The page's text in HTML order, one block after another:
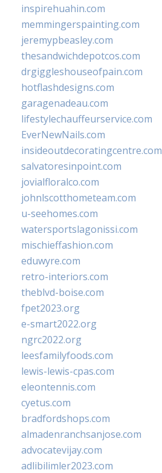
inspirehuahin.com
memmingerspainting.com
jeremypbeasley.com
thesandwichdepotcos.com
drgiggleshouseofpain.com
hotflashdesigns.com
garagenadeau.com
lifestylechauffeurservice.com
EverNewNails.com
insideoutdecoratingcentre.com
salvatoresinpoint.com
jovialfloralco.com
johnlscotthometeam.com
u-seehomes.com
watersportslagonissi.com
mischieffashion.com
eduwyre.com
retro-interiors.com
theblvd-boise.com
fpet2023.org
e-smart2022.org
ngrc2022.org
leesfamilyfoods.com
lewis-lewis-cpas.com
eleontennis.com
cyetus.com
bradfordshops.com
almadenranchsanjose.com
advocatevijay.com
adlibilimler2023.com